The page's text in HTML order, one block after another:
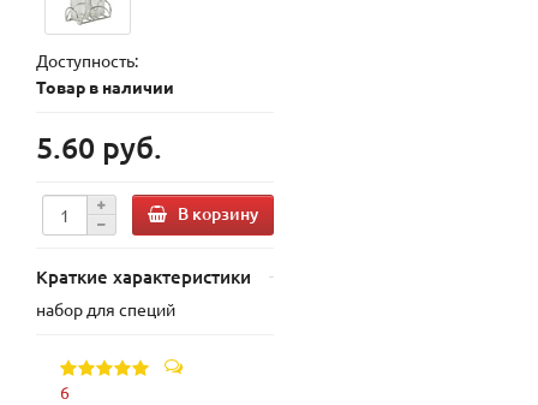
Доступность:
Товар в наличии
5.60 руб.
В корзину
Краткие характеристики
набор для специй
6